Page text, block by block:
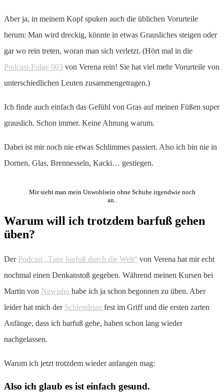
Aber ja, in meinem Kopf spuken auch die üblichen Vorurteile
herum: Man wird dreckig, könnte in etwas Grausliches steigen oder
gar wo rein treten, woran man sich verletzt. (Hört mal in die
Podcast-Folge 003 von Verena rein! Sie hat viel mehr Vorurteile von
unterschiedlichen Leuten zusammengetragen.)
Ich finde auch einfach das Gefühl von Gras auf meinen Füßen super
grauslich. Schon immer. Keine Ahnung warum.
Dabei ist mir noch nie etwas Schlimmes passiert. Also ich bin nie in
Dornen, Glas, Brennesseln, Kacki… gestiegen.
Mir sieht man mein Unwohlsein ohne Schuhe irgendwie noch
an..
Warum will ich trotzdem barfuß gehen
üben?
Der Podcast „Tanz barfuß durch die Welt“ von Verena hat mir echt
nochmal einen Denkanstoß gegeben. Während meinen Kursen bei
Martin von Nawisho habe ich ja schon begonnen zu üben. Aber
leider hat mich der Schlendrian fest im Griff und die ersten zarten
Anfänge, dass ich barfuß gehe, haben schon lang wieder
nachgelassen.
Warum ich jetzt trotzdem wieder anfangen mag:
Also ich glaub es ist einfach gesund.